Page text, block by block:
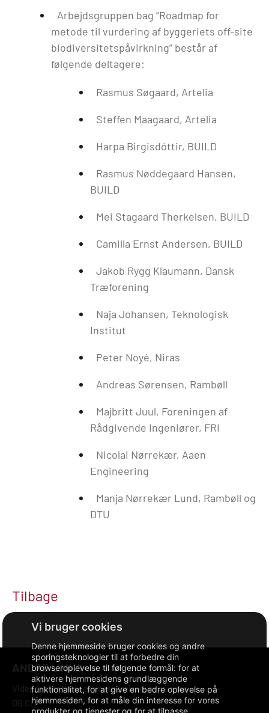
Denne hjemmeside bruger cookies og andre
sporingsteknologier til at forbedre din
browseroplevelse til følgende formål:for at
aktivere hjemmesidens grundlæggende
funktionalitet,for at give en bedre oplevelse på
hjemmesiden,for at måle din interesse for vores
produkter og tjenester og for at tilpasse
Arbejdsgruppen bag ”Roadmap for
metode til vurdering af byggeriets off-site
biodiversitetspåvirkning” består af
følgende deltagere:
Rasmus Søgaard, Artelia
Steffen Maagaard, Artelia
Harpa Birgisdóttir, BUILD
Rasmus Nøddegaard Hansen,
BUILD
Mei Stagaard Therkelsen, BUILD
Camilla Ernst Andersen, BUILD
Jakob Rygg Klaumann, Dansk
Træforening
Naja Johansen, Teknologisk
Institut
Peter Noyé, Niras
Andreas Sørensen, Rambøll
Majbritt Juul, Foreningen af
Rådgivende Ingeniører, FRI
Nicolai Nørrekær, Aaen
Engineering
Manja Nørrekær Lund, Rambøll og
DTU
Tilbage
ANDRE LINKS
Videncenter for energibesparelser i bygninger
DB CLP